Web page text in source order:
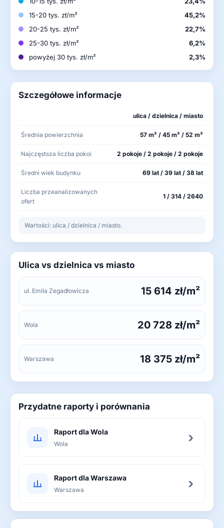
15-20 tys. zł/m²
45,2%
20-25 tys. zł/m²
22,7%
25-30 tys. zł/m²
6,2%
powyżej 30 tys. zł/m²
2,3%
Szczegółowe informacje
ulica / dzielnica / miasto
Średnia powierzchnia 57 m² / 45 m² / 52 m²
Najczęstsza liczba pokoi 2 pokoje / 2 pokoje / 2 pokoje
Średni wiek budynku 69 lat / 39 lat / 38 lat
Liczba przeanalizowanych
ofert
1 / 314 / 2640
Wartości: ulica / dzielnica / miasto.
Ulica vs dzielnica vs miasto
ul. Emila Zegadłowicza 15 614 zł/m²
Wola 20 728 zł/m²
Warszawa 18 375 zł/m²
Przydatne raporty i porównania
Raport dla Wola
Wola ›
Raport dla Warszawa
Warszawa ›